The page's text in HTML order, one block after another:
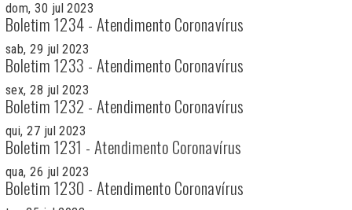
dom, 30 jul 2023
Boletim 1234 - Atendimento Coronavírus
sab, 29 jul 2023
Boletim 1233 - Atendimento Coronavírus
sex, 28 jul 2023
Boletim 1232 - Atendimento Coronavírus
qui, 27 jul 2023
Boletim 1231 - Atendimento Coronavírus
qua, 26 jul 2023
Boletim 1230 - Atendimento Coronavírus